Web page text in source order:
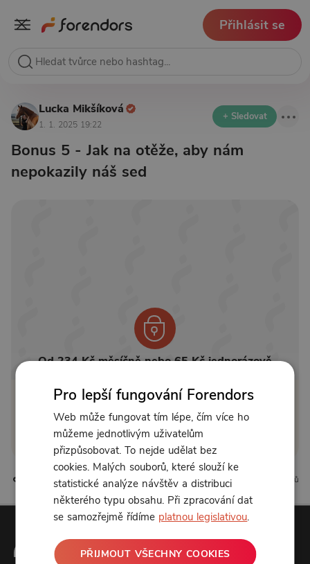
Přihlásit se
Lucka Mikšíková
1. 1. 2025 19:22
+ Sledovat
Bonus 5 - Jak na otěže, aby nám
nepokazily náš sed
Od 234 Kč měsíčně nebo 65 Kč jednorázově
Zřídit předplatné
Koupit příspěvek
0 líbí 0 komentářů
Pro lepší fungování Forendors
Web může fungovat tím lépe, čím více ho
můžeme jednotlivým uživatelům
přizpůsobovat. To nejde udělat bez
cookies. Malých souborů, které slouží ke
statistické analýze návštěv a distribuci
některého typu obsahu. Při zpracování dat
se samozřejmě řídíme platnou legislativou.
PŘIJMOUT VŠECHNY COOKIES